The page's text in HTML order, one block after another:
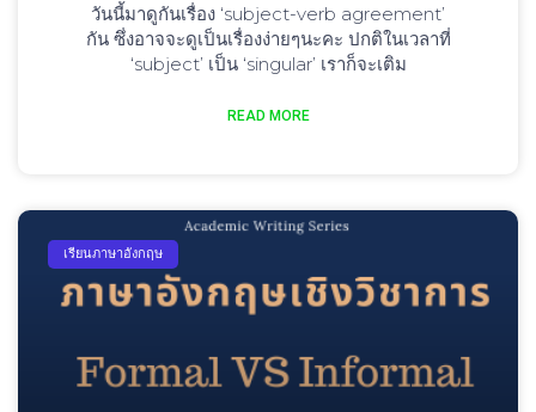
วันนี้มาดูกันเรื่อง ‘subject-verb agreement’
กัน ซึ่งอาจจะดูเป็นเรื่องง่ายๆนะคะ ปกติในเวลาที่
‘subject’ เป็น ‘singular’ เราก็จะเติม
READ MORE
เรียนภาษาอังกฤษ